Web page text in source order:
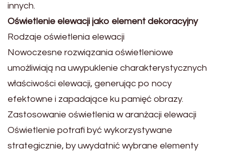
innych.
Oświetlenie elewacji jako element dekoracyjny
Rodzaje oświetlenia elewacji
Nowoczesne rozwiązania oświetleniowe
umożliwiają na uwypuklenie charakterystycznych
właściwości elewacji, generując po nocy
efektowne i zapadające ku pamięć obrazy.
Zastosowanie oświetlenia w aranżacji elewacji
Oświetlenie potrafi być wykorzystywane
strategicznie, by uwydatnić wybrane elementy